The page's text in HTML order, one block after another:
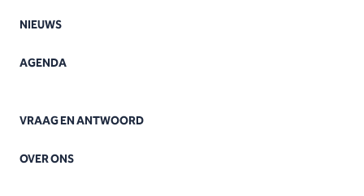
NIEUWS
AGENDA
VRAAG EN ANTWOORD
OVER ONS